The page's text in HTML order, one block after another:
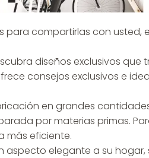
compartirlas con
diseños exclusivos
consejos exclusivos e
en grandes
por materias primas.
más eficiente.
elegante a su